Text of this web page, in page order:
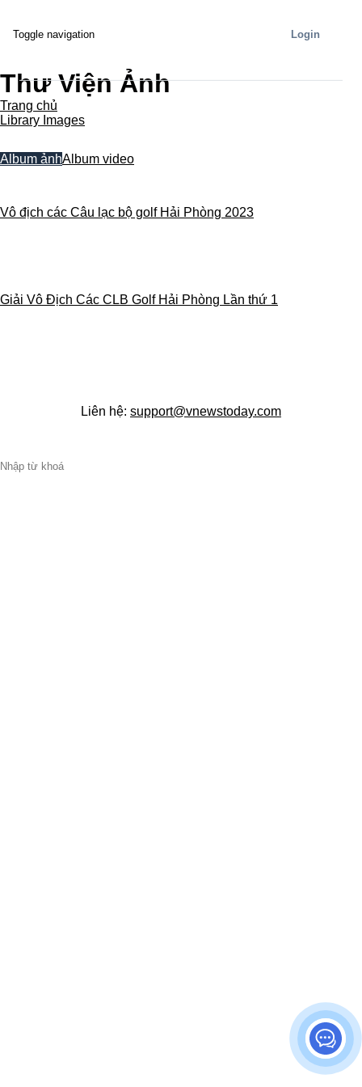
Toggle navigation Login
Thư Viện Ảnh
Trang chủ
Library Images
Album ảnhAlbum video
Vô địch các Câu lạc bộ golf Hải Phòng 2023
Giải Vô Địch Các CLB Golf Hải Phòng Lần thứ 1
Liên hệ: support@vnewstoday.com